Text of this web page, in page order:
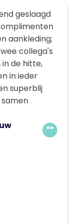
geslaagd
aankleding;
collega's
de hitte,
in ieder
superblij